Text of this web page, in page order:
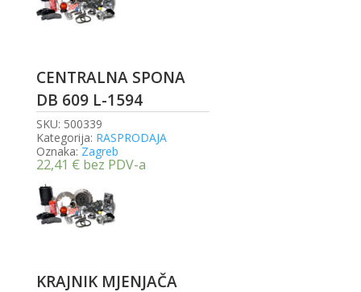
CENTRALNA SPONA
DB 609 L-1594
SKU: 500339
Kategorija: RASPRODAJA
Oznaka: Zagreb
22,41 € bez PDV-a
KRAJNIK MJENJAČA